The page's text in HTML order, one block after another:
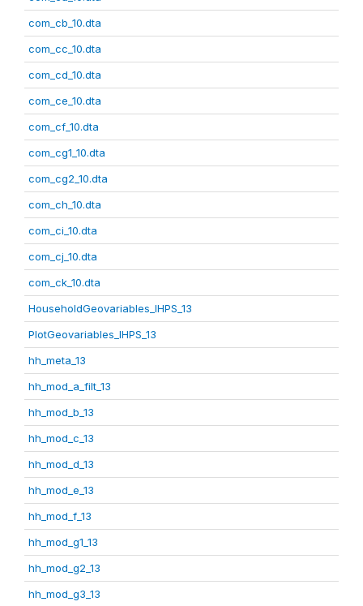
com_cb_10.dta
com_cc_10.dta
com_cd_10.dta
com_ce_10.dta
com_cf_10.dta
com_cg1_10.dta
com_cg2_10.dta
com_ch_10.dta
com_ci_10.dta
com_cj_10.dta
com_ck_10.dta
HouseholdGeovariables_IHPS_13
PlotGeovariables_IHPS_13
hh_meta_13
hh_mod_a_filt_13
hh_mod_b_13
hh_mod_c_13
hh_mod_d_13
hh_mod_e_13
hh_mod_f_13
hh_mod_g1_13
hh_mod_g2_13
hh_mod_g3_13